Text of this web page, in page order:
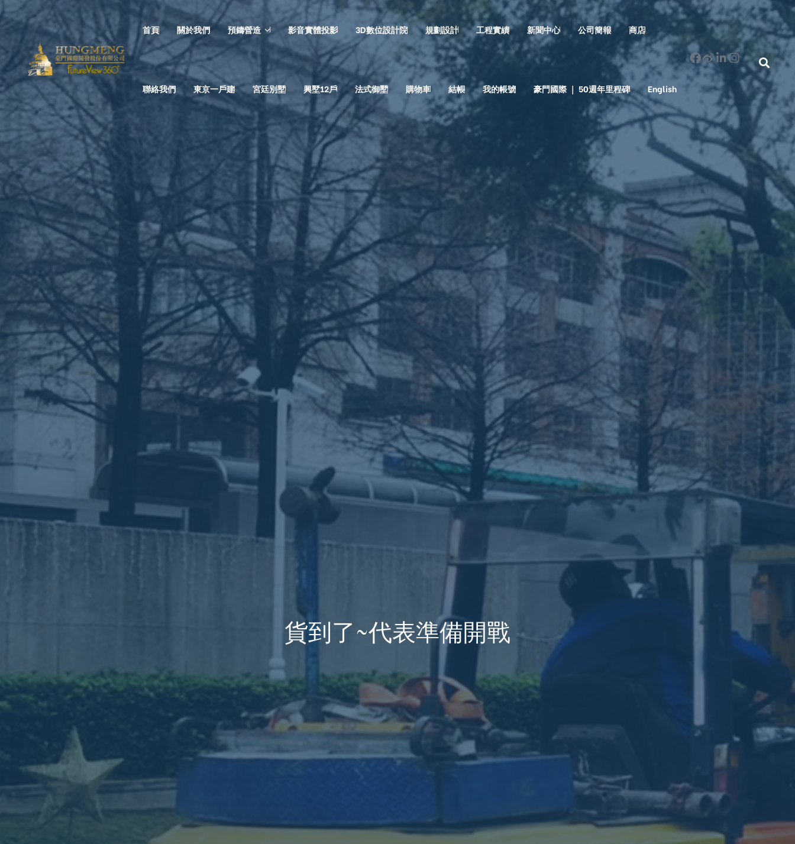
首頁 關於我們 預鑄營造 影音實體投影 3D數位設計院 規劃設計 工程實績 新聞中心 公司簡報 商店
聯絡我們 東京一戶建 宮廷別墅 興墅12戶 法式御墅 購物車 結帳 我的帳號 豪門國際 ｜ 50週年里程碑 English
貨到了~代表準備開戰